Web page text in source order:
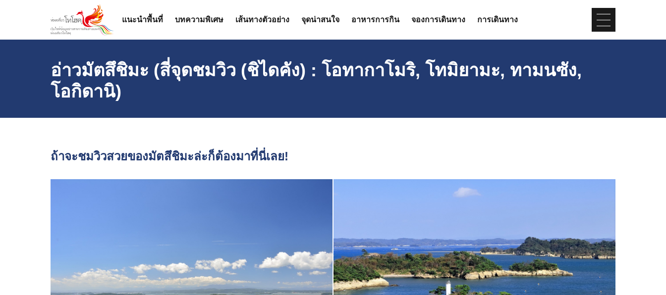
แนะนำพื้นที่ บทความพิเศษ เส้นทางตัวอย่าง จุดน่าสนใจ อาหารการกิน จองการเดินทาง การเดินทาง
อ่าวมัตสึชิมะ (สี่จุดชมวิว (ชิไดคัง) : โอทากาโมริ, โทมิยามะ, ทามนซัง,
โอกิดานิ)
ถ้าจะชมวิวสวยของมัตสึชิมะล่ะก็ต้องมาที่นี่เลย!